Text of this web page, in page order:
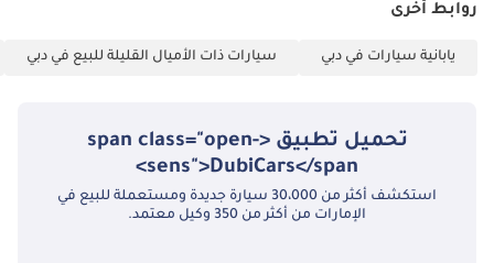
الفرامل إلكترونيًا
(EBD)، نظام مساعد
التلال: نظام التحكم
في بدء التشغيل على
المنحدرات (HAC)
#LandCruiserPickup
روابط أخرى
يابانية سيارات في دبي سيارات ذات الأميال القليلة للبيع في دبي
تحميل تطبيق <span class="open-
sens">DubiCars</span>
استكشف أكثر من 30،000 سيارة جديدة ومستعملة للبيع في
الإمارات من أكثر من 350 وكيل معتمد.